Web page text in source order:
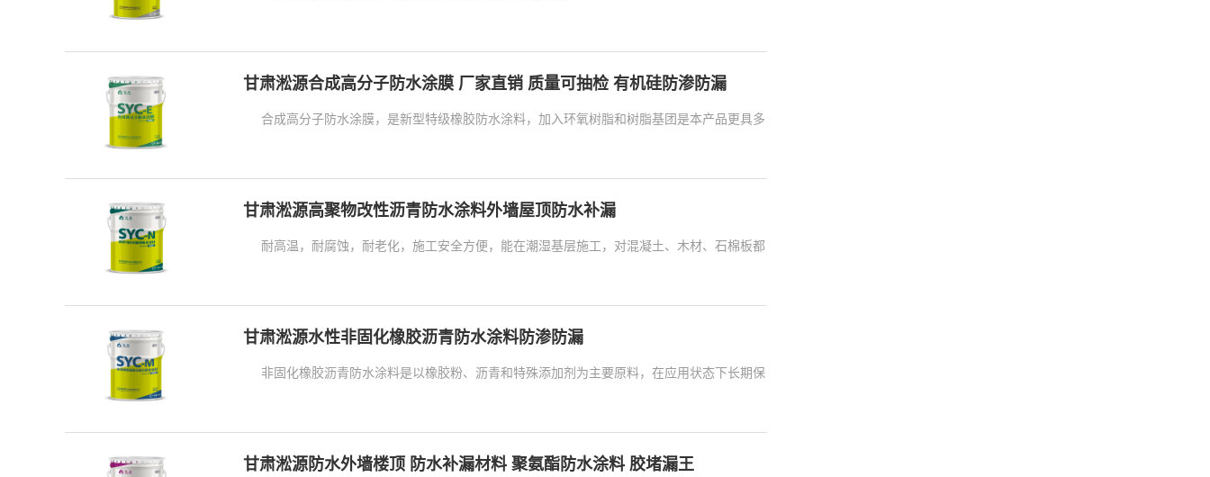
甘肃淞源合成高分子防水涂膜 厂家直销 质量可抽检 有机硅防渗防漏
甘肃淞源高聚物改性沥青防水涂料外墙屋顶防水补漏
耐高温，耐腐蚀，耐老化，施工安全方便，能在潮湿基层施工，对混凝土、木材、石棉板都有优异的粘接性。
甘肃淞源水性非固化橡胶沥青防水涂料防渗防漏
非固化橡胶沥青防水涂料是以橡胶粉、沥青和特殊添加剂为主要原料，在应用状态下长期保持黏性膏状体的具有蠕变性的一种新型防水材料。
甘肃淞源防水外墙楼顶 防水补漏材料 聚氨酯防水涂料 胶堵漏王